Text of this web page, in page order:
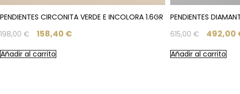
PENDIENTES CIRCONITA VERDE E INCOLORA 1.6GR
198,00 € 158,40 €
Añadir al carrito
PENDIENTES
615,00 € 492,00
Añadir al carrito